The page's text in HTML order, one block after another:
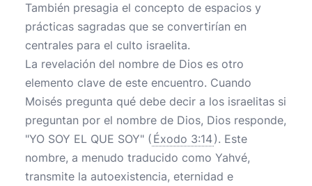
También presagia el concepto de espacios y
prácticas sagradas que se convertirían en
centrales para el culto israelita.
La revelación del nombre de Dios es otro
elemento clave de este encuentro. Cuando
Moisés pregunta qué debe decir a los israelitas si
preguntan por el nombre de Dios, Dios responde,
"YO SOY EL QUE SOY" ( Éxodo 3:14). Este
nombre, a menudo traducido como Yahvé,
transmite la autoexistencia, eternidad e